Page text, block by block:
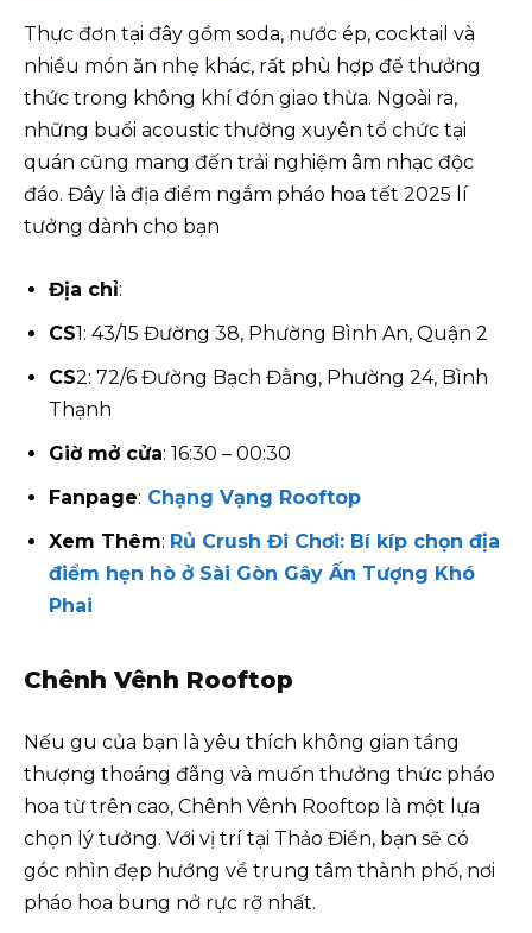
Thực đơn tại đây gồm soda, nước ép, cocktail và
nhiều món ăn nhẹ khác, rất phù hợp để thưởng
thức trong không khí đón giao thừa. Ngoài ra,
những buổi acoustic thường xuyên tổ chức tại
quán cũng mang đến trải nghiệm âm nhạc độc
đáo. Đây là địa điểm ngắm pháo hoa tết 2025 lí
tưởng dành cho bạn
Địa chỉ:
CS1: 43/15 Đường 38, Phường Bình An, Quận 2
CS2: 72/6 Đường Bạch Đằng, Phường 24, Bình
Thạnh
Giờ mở cửa: 16:30 – 00:30
Fanpage: Chạng Vạng Rooftop
Xem Thêm: Rủ Crush Đi Chơi: Bí kíp chọn địa
điểm hẹn hò ở Sài Gòn Gây Ấn Tượng Khó
Phai
Chênh Vênh Rooftop
Nếu gu của bạn là yêu thích không gian tầng
thượng thoáng đãng và muốn thưởng thức pháo
hoa từ trên cao, Chênh Vênh Rooftop là một lựa
chọn lý tưởng. Với vị trí tại Thảo Điền, bạn sẽ có
góc nhìn đẹp hướng về trung tâm thành phố, nơi
pháo hoa bung nở rực rỡ nhất.